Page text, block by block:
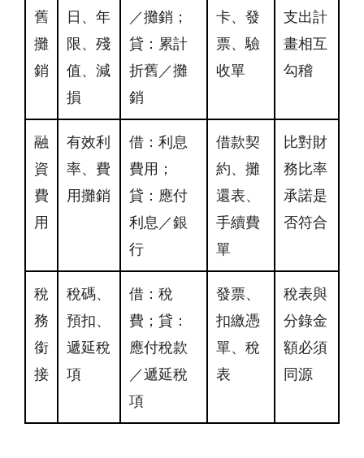
舊
攤
銷
日、年
限、殘
值、減
損
／攤銷；
貸：累計
折舊／攤
銷
卡、發
票、驗
收單
支出計
畫相互
勾稽
融
資
費
用
有效利
率、費
用攤銷
借：利息
費用；
貸：應付
利息／銀
行
借款契
約、攤
還表、
手續費
單
比對財
務比率
承諾是
否符合
稅
務
銜
接
稅碼、
預扣、
遞延稅
項
借：稅
費；貸：
應付稅款
／遞延稅
項
發票、
扣繳憑
單、稅
表
稅表與
分錄金
額必須
同源